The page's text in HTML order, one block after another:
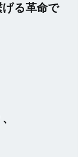
げる革命で